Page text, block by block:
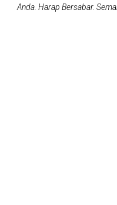
Anda. Harap Bersabar.